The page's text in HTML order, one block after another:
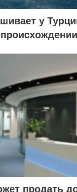
у
продать